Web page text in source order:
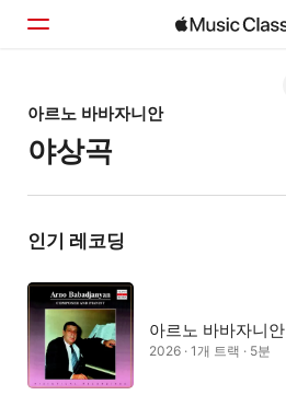
홈
둘러보기
검색
아르노 바바자니안
야상곡
인기 레코딩
아르노 바바자니안
2026 · 1개 트랙 · 5분